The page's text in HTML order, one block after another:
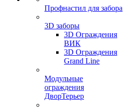
Профнастил для забора
3D заборы
3D Ограждения
ВИК
3D Ограждения
Grand Line
Модульные
ограждения
ДворТерьер